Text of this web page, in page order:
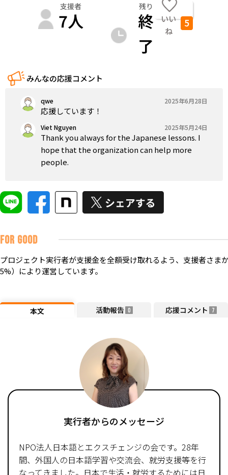
支援者
7人
残り
終
了
いい
ね
5
みんなの応援コメント
qwe 2025年6月28日
応援しています！
Viet Nguyen 2025年5月24日
Thank you always for the Japanese lessons. I
hope that the organization can help more
people.
FOR GOOD
プロジェクト実行者が支援金を全額受け取れるよう、支援者さま
5%）により運営しています。
本文 活動報告 0 応援コメント 7
実行者からのメッセージ
NPO法人日本語とエクスチェンジの会です。28年
間、外国人の日本語学習や交流会、就労支援等を行